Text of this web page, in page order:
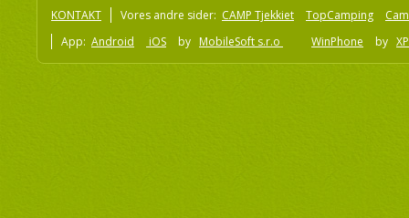
KONTAKT Vores andre sider: CAMP Tjekkiet TopCamping
App: Android iOS by MobileSoft s.r.o WinPhone by